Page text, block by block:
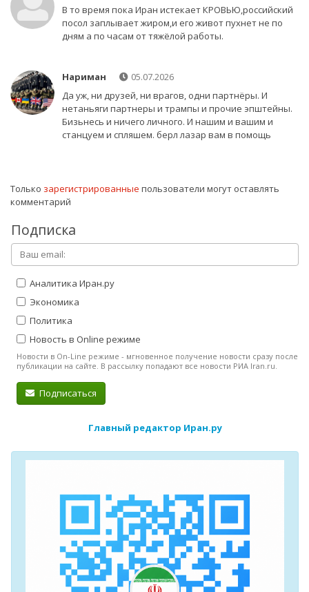
В то время пока Иран истекает КРОВЬЮ,российский
посол заплывает жиром,и его живот пухнет не по
дням а по часам от тяжёлой работы.
Нариман
05.07.2026
Да уж, ни друзей, ни врагов, одни партнёры. И
нетаньяги партнеры и трампы и прочие эпштейны.
Бизьнесь и ничего личного. И нашим и вашим и
станцуем и спляшем. берл лазар вам в помощь
Только зарегистрированные пользователи могут оставлять
комментарий
Подписка
Аналитика Иран.ру
Экономика
Политика
Новость в Online режиме
Новости в On-Line режиме - мгновенное получение новости сразу после
публикации на сайте. В рассылку попадают все новости РИА Iran.ru.
Подписаться
Главный редактор Иран.ру